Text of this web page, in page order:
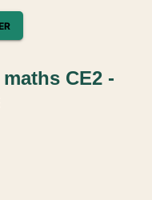
CE2 -